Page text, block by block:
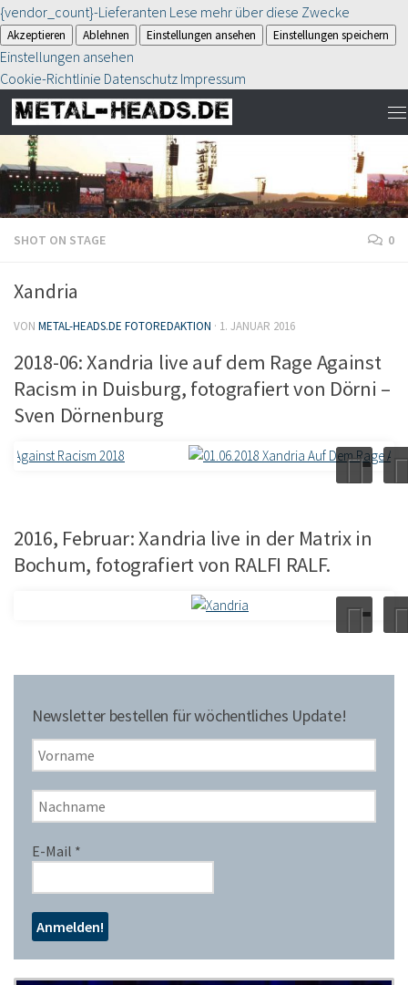
{vendor_count}-Lieferanten Lese mehr über diese Zwecke
Akzeptieren Ablehnen Einstellungen ansehen Einstellungen speichern
Einstellungen ansehen
Cookie-Richtlinie Datenschutz Impressum
SHOT ON STAGE 0
Xandria
VON METAL-HEADS.DE FOTOREDAKTION · 1. JANUAR 2016
2018-06: Xandria live auf dem Rage Against
Racism in Duisburg, fotografiert von Dörni –
Sven Dörnenburg
2016, Februar: Xandria live in der Matrix in
Bochum, fotografiert von RALFI RALF.
Newsletter bestellen für wöchentliches Update!
E-Mail *